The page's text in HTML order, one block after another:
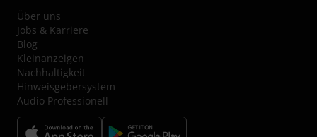
Über uns
Jobs & Karriere
Blog
Kleinanzeigen
Nachhaltigkeit
Hinweisgebersystem
Audio Professionell